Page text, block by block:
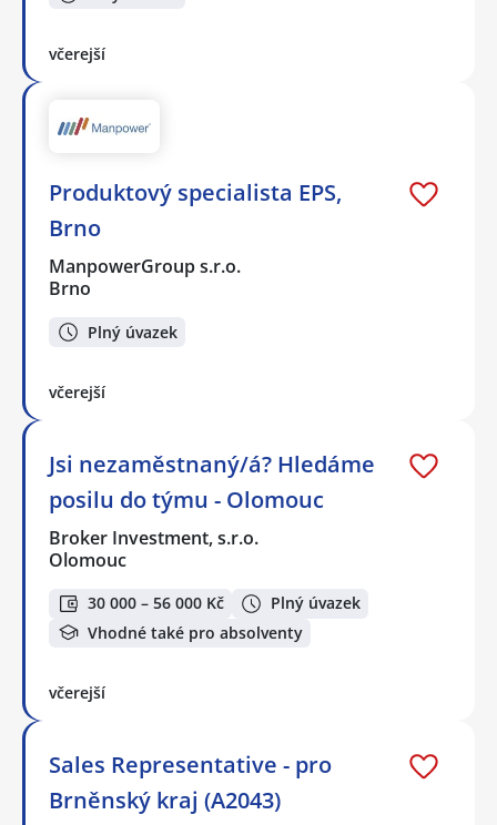
včerejší
Produktový specialista EPS,
Brno
ManpowerGroup s.r.o.
Brno
Plný úvazek
včerejší
Jsi nezaměstnaný/á? Hledáme
posilu do týmu - Olomouc
Broker Investment, s.r.o.
Olomouc
30 000 – 56 000 Kč
Plný úvazek
Vhodné také pro absolventy
včerejší
Sales Representative - pro
Brněnský kraj (A2043)